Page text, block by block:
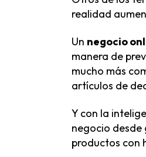
realidad
Un negocio
manera de
mucho más
artículos de
Y con la
negocio desde
productos con